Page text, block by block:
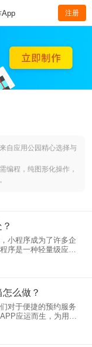
App 注册
自应用公园精心选择与
编程，纯图形化操作，
小程序成为了许多企
序是一种轻量级应
处。本文将探讨小程
它成为了越来越多人
么做？
对于便捷的预约服务
应运而生，为用户
如果您计划开发一款
议，以帮助您更好地